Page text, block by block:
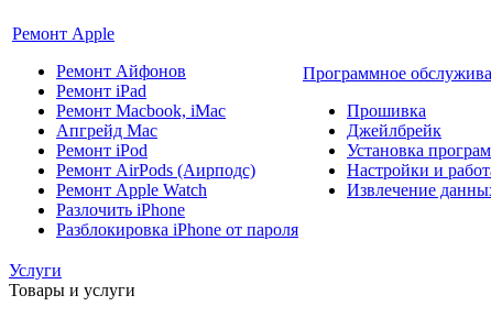
Ремонт Apple
Ремонт Айфонов
Ремонт iPad
Ремонт Macbook, iMac
Апгрейд Mac
Ремонт iPod
Ремонт AirPods (Аирподс)
Ремонт Apple Watch
Разлочить iPhone
Разблокировка iPhone от пароля
Программное
Прошивка
Джейлбрейк
Установка
Настройки и
Извлечение
Услуги
Товары и услуги